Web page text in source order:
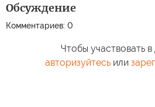
Обсуждение
Комментариев: 0
Чтобы участвовать
авторизуйтесьили